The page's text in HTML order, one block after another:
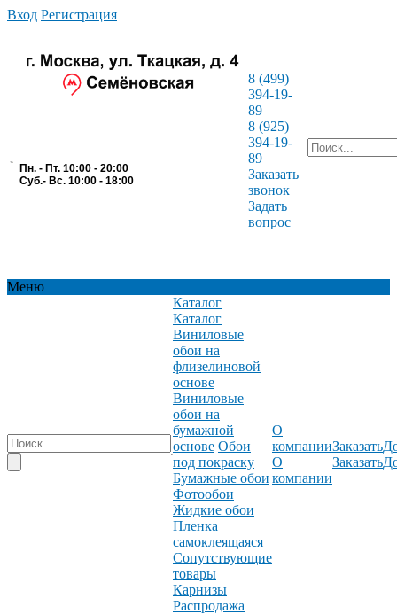
Вход Регистрация
Пн. - Пт. 10:00 - 20:00
Суб.- Вс. 10:00 - 18:00
8 (499)
394-19-
89
8 (925)
394-19-
89
Заказать
звонок
Задать
вопрос
Меню
Каталог
Каталог
Виниловые
обои на
флизелиновой
основе
Виниловые
обои на
бумажной
основе Обои
под покраску
Бумажные обои
Фотообои
Жидкие обои
Пленка
самоклеящаяся
Сопутствующие
товары
Карнизы
Распродажа
О
компании
О
компании
Заказать
Заказать